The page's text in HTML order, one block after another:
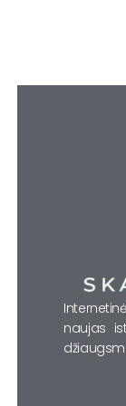
naujas